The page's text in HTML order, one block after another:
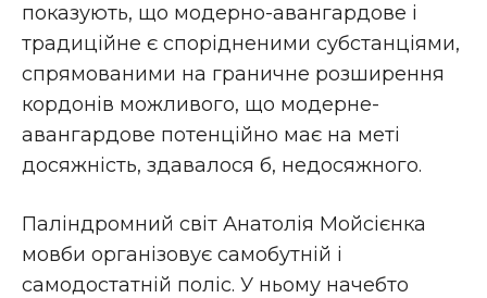
показують, що модерно-авангардове і
традиційне є спорідненими субстанціями,
спрямованими на граничне розширення
кордонів можливого, що модерне-
авангардове потенційно має на меті
досяжність, здавалося б, недосяжного.
Паліндромний світ Анатолія Мойсієнка
мовби організовує самобутній і
самодостатній поліс. У ньому начебто